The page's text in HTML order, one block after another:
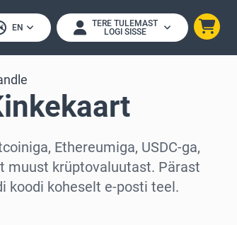
EN
TERE TULEMAST
LOGI SISSE
Ethereumiga, USDC-ga,
muust krüptovaluutast. Pärast
koodi koheselt e-posti teel.